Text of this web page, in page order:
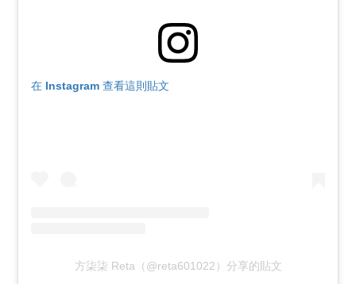
在 Instagram 查看這則貼文
方柒柒 Reta（@reta601022）分享的貼文